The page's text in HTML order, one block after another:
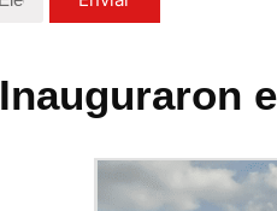
Inauguraron